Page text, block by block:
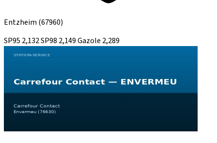
Entzheim (67960)
SP95 2,132SP98 2,149Gazole 2,289